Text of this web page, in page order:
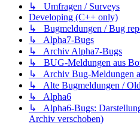
↳ Umfragen / Surveys
Developing (C++ only)
↳ Bugmeldungen / Bug
↳ Alpha7-Bugs
↳ Archiv Alpha7-Bugs
↳ BUG-Meldungen aus
↳ Archiv Bug-Meldungen
↳ Alte Bugmeldungen /
↳ Alpha6
↳ Alpha6-Bugs:
Archiv verschoben)